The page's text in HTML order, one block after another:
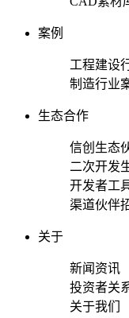
案例
工程建设
制造行业
生态合作
信创生态
二次开发
开发者工
渠道伙伴
关于
新闻资讯
投资者关
关于我们